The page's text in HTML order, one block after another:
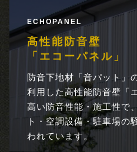
ECHOPANEL
高性能防音壁
「エコーパネル」
防音下地材「音パット」
利用した高性能防音壁「
高い防音性能・施工性で
ト・空調設備・駐車場の
われています。